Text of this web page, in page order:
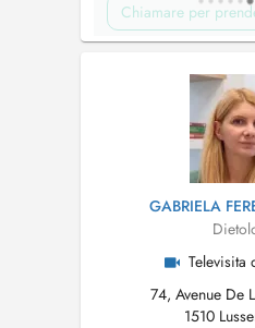
Chiamare per
GABRIELA
74, Avenue De
1510